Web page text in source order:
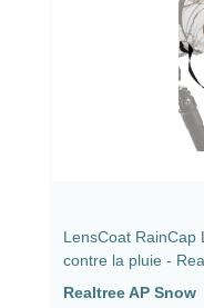
LensCoat RainCap
contre la pluie -
Realtree AP Snow